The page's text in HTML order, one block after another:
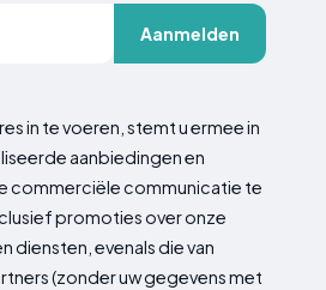
Aanmelden
in te voeren, stemt u ermee in
aanbiedingen en
commerciële communicatie te
promoties over onze
diensten, evenals die van
(zonder uw gegevens met